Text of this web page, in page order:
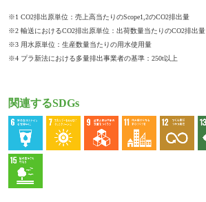
※1 CO2排出原単位：売上高当たりのScope1,2のCO2排出量
※2 輸送におけるCO2排出原単位：出荷数量当たりのCO2排出量
※3 用水原単位：生産数量当たりの用水使用量
※4 プラ新法における多量排出事業者の基準：250t以上
関連するSDGs